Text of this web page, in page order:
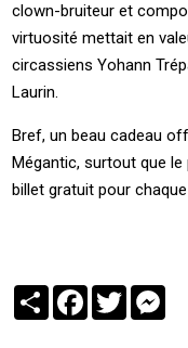
clown-bruiteur et
virtuosité mettait en
circassiens Yohann
Laurin.
Bref, un beau cadeau
Mégantic, surtout que
billet gratuit pour
PartagerFacebook
Twitter